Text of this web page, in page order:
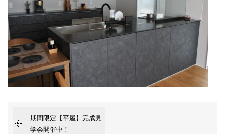
期間限定【平屋】完成見
学会開催中！